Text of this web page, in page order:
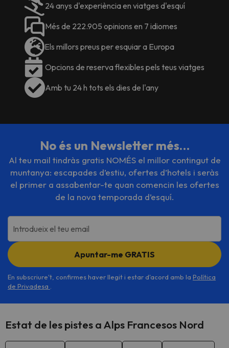
24 anys d'experiència en viatges d'esquí
Més de 222.905 opinions en 7 idiomes
Els millors preus per esquiar a Europa
Opcions de reserva flexibles pels teus viatges
Amb tu 24 h tots els dies de l'any
No és un Newsletter més…
Al teu mail tindràs gratis NOMÉS el millor contingut de
muntanya: escapades d’estiu, ofertes d’hotels i seràs
el primer a assabentar-te quan comencin les ofertes
de la nova temporada d’esquí.
Introdueix el teu email
Apuntar-me GRATIS
En subscriure't, confirmes haver llegit i estar d'acord amb la Política
de Privadesa
Estat de les pistes a Alps Francesos Nord